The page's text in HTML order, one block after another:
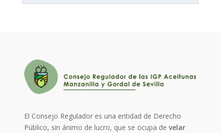
El Consejo Regulador es una entidad de Derecho
Público, sin ánimo de lucro, que se ocupa develar